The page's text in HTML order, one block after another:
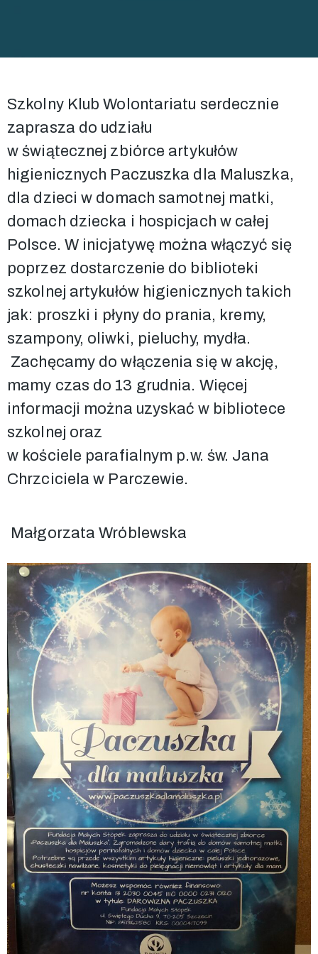
Szkolny Klub Wolontariatu serdecznie
zaprasza do udziału
w świątecznej zbiórce artykułów
higienicznych Paczuszka dla Maluszka,
dla dzieci w domach samotnej matki,
domach dziecka i hospicjach w całej
Polsce. W inicjatywę można włączyć się
poprzez dostarczenie do biblioteki
szkolnej artykułów higienicznych takich
jak: proszki i płyny do prania, kremy,
szampony, oliwki, pieluchy, mydła.
Zachęcamy do włączenia się w akcję,
mamy czas do 13 grudnia. Więcej
informacji można uzyskać w bibliotece
szkolnej oraz
w kościele parafialnym p.w. św. Jana
Chrzciciela w Parczewie.
Małgorzata Wróblewska